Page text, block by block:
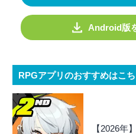
Android版
RPGアプリのおすすめはこ
【2026年